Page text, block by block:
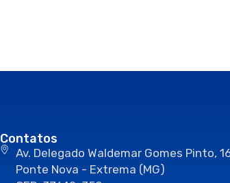
Contatos
Av. Delegado Waldemar Gomes Pinto,
Ponte Nova - Extrema (MG)